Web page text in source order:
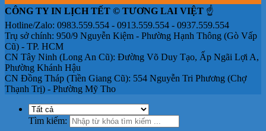
CÔNG TY IN LỊCH TẾT © TƯƠNG LAI VIỆT ☝️
Hotline/Zalo: 0983.559.554 - 0913.559.554 - 0937.559.554
Trụ sở chính: 950/9 Nguyễn Kiệm - Phường Hạnh Thông (Gò Vấp
Cũ) - TP. HCM
CN Tây Ninh (Long An Cũ): Đường Võ Duy Tạo, Ấp Ngãi Lợi A,
Phường Khánh Hậu
CN Đồng Tháp (Tiền Giang Cũ): 554 Nguyễn Tri Phương (Chợ
Thạnh Trị) - Phường Mỹ Tho
Tìm kiếm: